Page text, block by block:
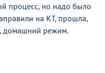
процесс, но надо было
на КТ, прошла,
домашний режим.